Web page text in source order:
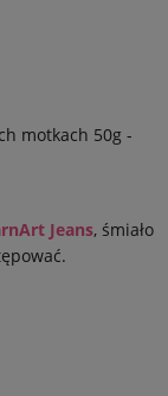
motkach 50g -
Jeans, śmiało